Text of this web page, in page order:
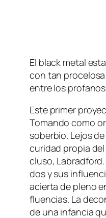
El black me­tal
con tan
en­tre los
Este pri­mer
Tomando co­mo
so­ber­bio. Lejos
cu­ri­dad pro­pia
clu­so,
dos y sus
acier­ta de pleno
fluen­cias. La
de una in­fan­cia